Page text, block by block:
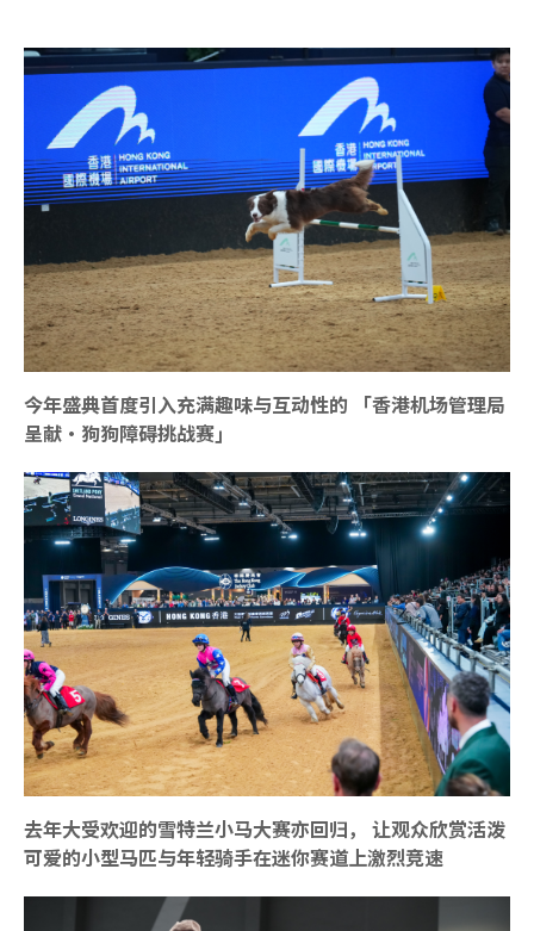
今年盛典首度引入充满趣味与互动性的 「香港机场管理局
呈献・狗狗障碍挑战赛」
去年大受欢迎的雪特兰小马大赛亦回归， 让观众欣赏活泼
可爱的小型马匹与年轻骑手在迷你赛道上激烈竞速